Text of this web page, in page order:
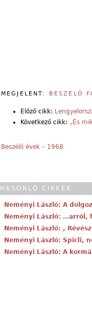
MEGJELENT: BESZÉLŐ
Előző cikk:
Következő cikk: „És
Beszélő évek – 1968
HASONLÓ CIKKEK
Neményi László: A
Neményi László: …arról,
Neményi László: ,
Neményi László: Spicli,
Neményi László: A